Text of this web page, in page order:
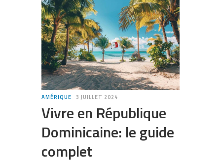
AMÉRIQUE 3 JUILLET 2024
Vivre en République
Dominicaine: le guide
complet